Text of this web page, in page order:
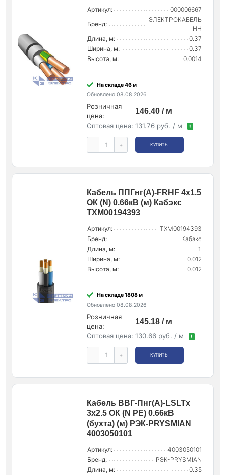
Артикул:
000006667
Бренд:
ЭЛЕКТРОКАБЕЛЬ
НН
Длина, м:
0.37
Ширина, м:
0.37
Высота, м:
0.0014
На складе 46 м
Обновлено 08.08.2026
Розничная
цена:
146.40 / м
Оптовая цена: 131.76 руб. / м !
- + КУПИТЬ
Кабель ППГнг(А)-FRHF 4х1.5
ОК (N) 0.66кВ (м) Кабэкс
ТХМ00194393
Артикул:
ТХМ00194393
Бренд:
Кабэкс
Длина, м:
1.
Ширина, м:
0.012
Высота, м:
0.012
На складе 1808 м
Обновлено 08.08.2026
Розничная
цена:
145.18 / м
Оптовая цена: 130.66 руб. / м !
- + КУПИТЬ
Кабель ВВГ-Пнг(А)-LSLTx
3х2.5 ОК (N PE) 0.66кВ
(бухта) (м) РЭК-PRYSMIAN
4003050101
Артикул:
4003050101
Бренд:
РЭК-PRYSMIAN
Длина, м:
0.35